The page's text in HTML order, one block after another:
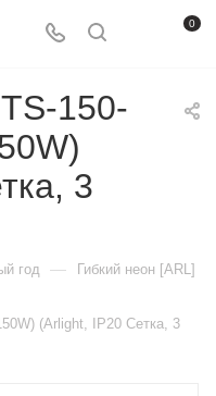
0
150-
3
год — Гибкий неон [ARL]
(Arlight, IP20 Сетка, 3